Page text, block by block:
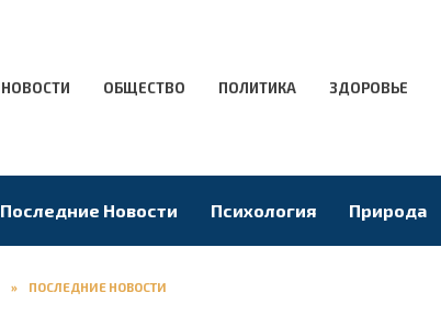
НОВОСТИ ОБЩЕСТВО ПОЛИТИКА ЗДОРОВЬЕ
Последние Новости Психология Природа
» ПОСЛЕДНИЕ НОВОСТИ